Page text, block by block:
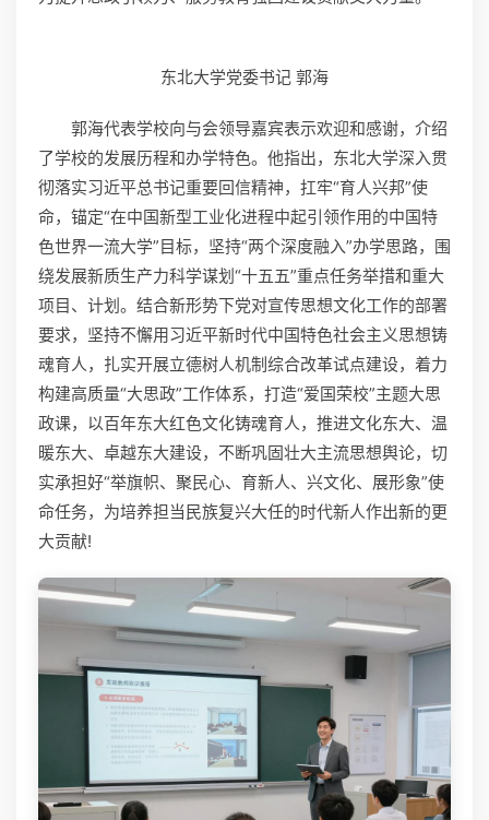
东北大学党委书记 郭海
郭海代表学校向与会领导嘉宾表示欢迎和感谢，介绍
了学校的发展历程和办学特色。他指出，东北大学深入贯
彻落实习近平总书记重要回信精神，扛牢“育人兴邦”使
命，锚定“在中国新型工业化进程中起引领作用的中国特
色世界一流大学”目标，坚持“两个深度融入”办学思路，围
绕发展新质生产力科学谋划“十五五”重点任务举措和重大
项目、计划。结合新形势下党对宣传思想文化工作的部署
要求，坚持不懈用习近平新时代中国特色社会主义思想铸
魂育人，扎实开展立德树人机制综合改革试点建设，着力
构建高质量“大思政”工作体系，打造“爱国荣校”主题大思
政课，以百年东大红色文化铸魂育人，推进文化东大、温
暖东大、卓越东大建设，不断巩固壮大主流思想舆论，切
实承担好“举旗帜、聚民心、育新人、兴文化、展形象”使
命任务，为培养担当民族复兴大任的时代新人作出新的更
大贡献!